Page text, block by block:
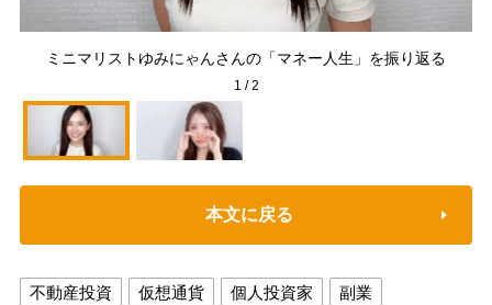
ミニマリストゆみにゃんさんの「マネー人生」を振り返る
1 /2
本文に戻る
不動産投資 仮想通貨 個人投資家
副業